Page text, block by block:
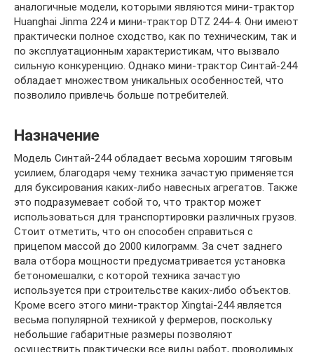
аналогичные модели, которыми являются мини-трактор
Huanghai Jinma 224 и мини-трактор DTZ 244-4. Они имеют
практически полное сходство, как по техническим, так и
по эксплуатационным характеристикам, что вызвало
сильную конкуренцию. Однако мини-трактор Синтай-244
обладает множеством уникальных особенностей, что
позволило привлечь больше потребителей.
Назначение
Модель Синтай-244 обладает весьма хорошим тяговым
усилием, благодаря чему техника зачастую применяется
для буксирования каких-либо навесных агрегатов. Также
это подразумевает собой то, что трактор может
использоваться для транспортировки различных грузов.
Стоит отметить, что он способен справиться с
прицепом массой до 2000 килограмм. За счет заднего
вала отбора мощности предусматривается установка
бетономешалки, с которой техника зачастую
используется при строительстве каких-либо объектов.
Кроме всего этого мини-трактор Xingtai-244 является
весьма популярной техникой у фермеров, поскольку
небольшие габаритные размеры позволяют
осуществить практически все виды работ, проводимых